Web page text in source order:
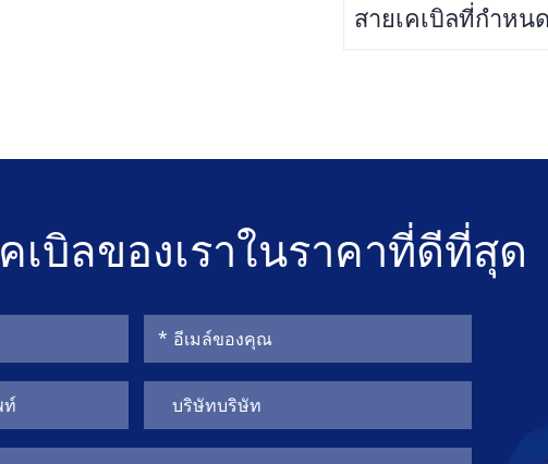
สายเคเบิลที่กำหน
เบิลของเราในราคาที่ดีที่สุด